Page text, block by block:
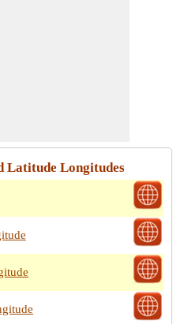
Latitude Longitudes